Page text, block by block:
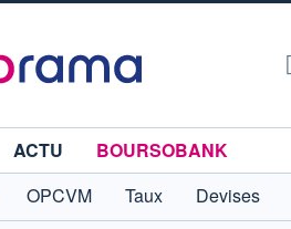
ACTU
BOURSOBANK
OPCVM Taux Devises